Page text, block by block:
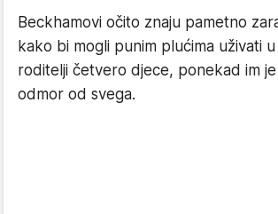
Beckhamovi očito znaju pametno
kako bi mogli punim plućima uživati
roditelji četvero djece, ponekad im
odmor od svega.